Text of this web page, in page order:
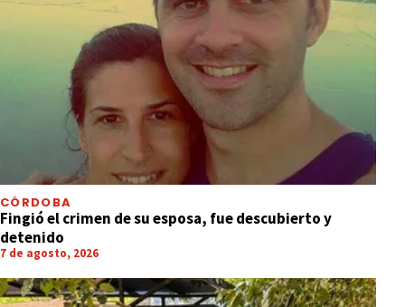
CÓRDOBA
Fingió el crimen de su esposa, fue descubierto y
detenido
7 de agosto, 2026